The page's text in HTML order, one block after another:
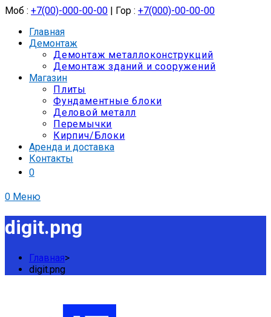
Моб : +7(00)-000-00-00 | Гор : +7(000)-00-00-00
Главная
Демонтаж
Демонтаж металлоконструкций
Демонтаж зданий и сооружений
Магазин
Плиты
Фундаментные блоки
Деловой металл
Перемычки
Кирпич/Блоки
Аренда и доставка
Контакты
0
0 Меню
digit.png
Главная>
digit.png